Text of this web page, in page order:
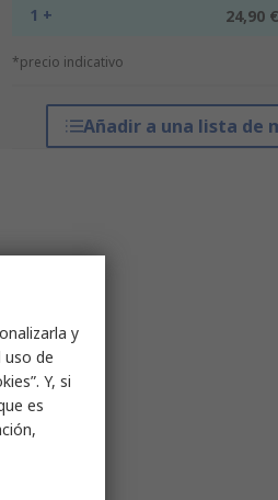
1 + 24,90 €
*precio indicativo
Añadir a una lista de
y
uso de
Y, si
es